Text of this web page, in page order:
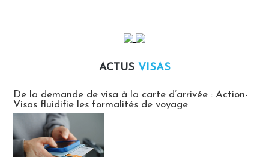
ACTUS VISAS
De la demande de visa à la carte d’arrivée : Action-
Visas fluidifie les formalités de voyage